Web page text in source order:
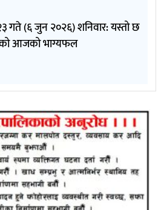
(६ जुन २०२६) शनिवार: यस्तो छ
आजको भाग्यफल